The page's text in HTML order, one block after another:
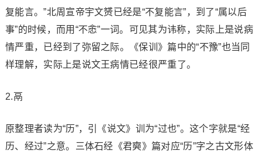
复能言。”北周宣帝宇文赟已经是“不复能言”，到了“属以后
事”的时候，而用“不悆”一词。可见其为讳称，实际上是说病
情严重，已经到了弥留之际。《保训》篇中的“不豫”也当同
样理解，实际上是说文王病情已经很严重了。
2.鬲
原整理者读为“历”，引《说文》训为“过也”。这个字就是“经
历、经过”之意。三体石经《君奭》篇对应“历”字之古文形体